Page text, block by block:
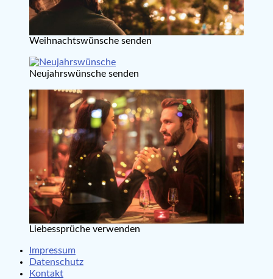
Weihnachtswünsche senden
Neujahrswünsche senden
Liebessprüche verwenden
Impressum
Datenschutz
Kontakt